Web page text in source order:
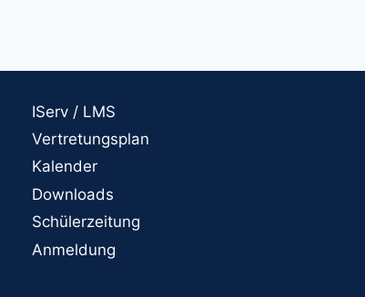
IServ / LMS
Vertretungsplan
Kalender
Downloads
Schülerzeitung
Anmeldung